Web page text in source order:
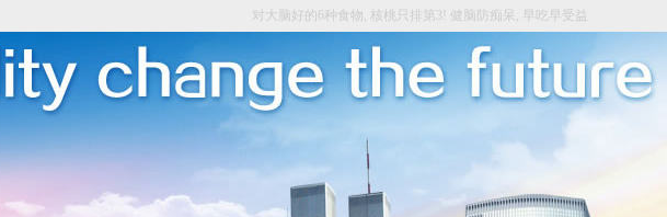
对大脑好的6种食物, 核桃只排第3! 健脑防痴呆, 早吃早受益